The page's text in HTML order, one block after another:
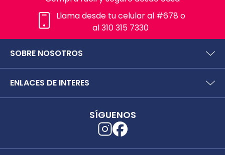
Llama desde tu celular al #678 o
al 310 315 7330
SOBRE NOSOTROS
Preguntas frecuentes
Políticas y términos de uso
Términos y condiciones puntos saludables
Separata digital
ENLACES DE INTERES
SÍGUENOS